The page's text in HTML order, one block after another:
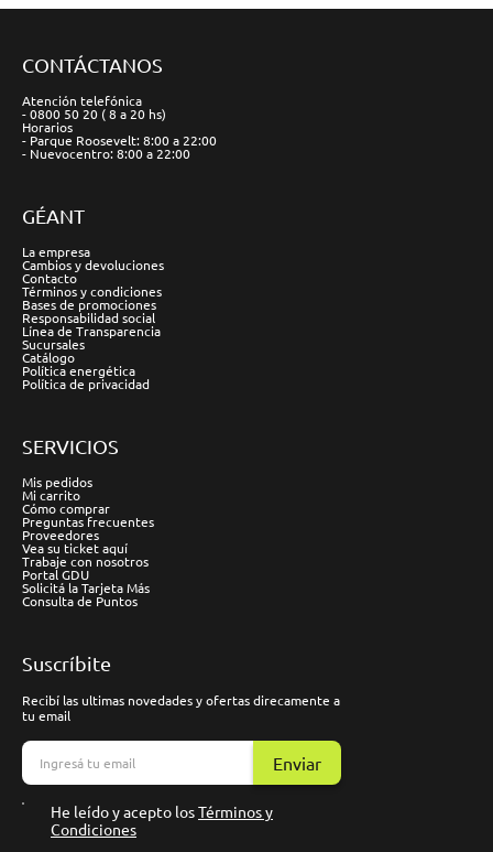
CONTÁCTANOS
Atención telefónica
- 0800 50 20 ( 8 a 20 hs)
Horarios
- Parque Roosevelt: 8:00 a 22:00
- Nuevocentro: 8:00 a 22:00
GÉANT
La empresa
Cambios y devoluciones
Contacto
Términos y condiciones
Bases de promociones
Responsabilidad social
Línea de Transparencia
Sucursales
Catálogo
Política energética
Política de privacidad
SERVICIOS
Mis pedidos
Mi carrito
Cómo comprar
Preguntas frecuentes
Proveedores
Vea su ticket aquí
Trabaje con nosotros
Portal GDU
Solicitá la Tarjeta Más
Consulta de Puntos
Suscríbite
Recibí las ultimas novedades y ofertas direcamente a
tu email
Enviar
He leído y acepto losTérminos y
Condiciones